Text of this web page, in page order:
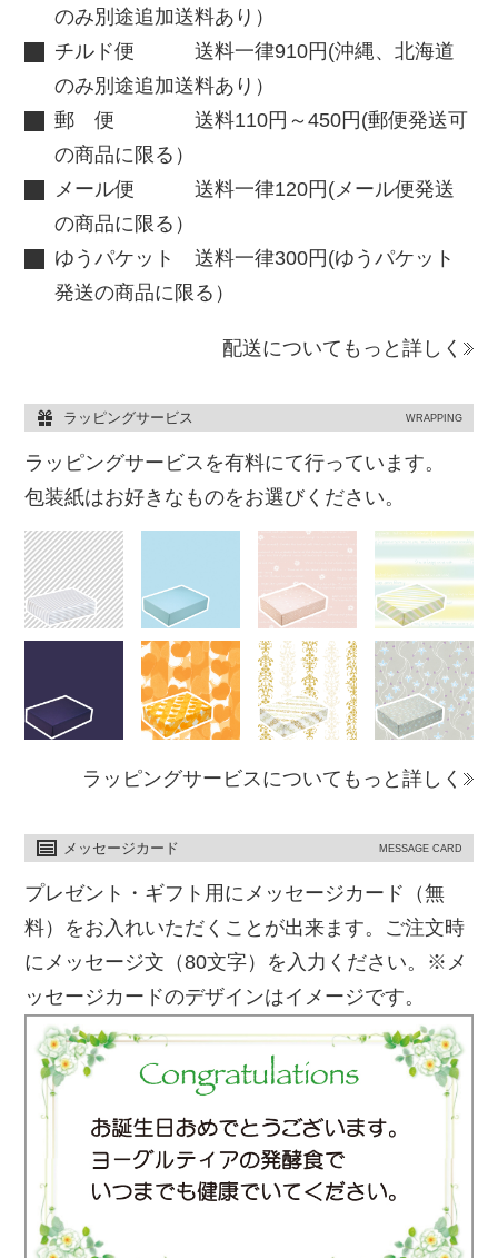
のみ別途追加送料あり）
チルド便 送料一律910円(沖縄、北海道
のみ別途追加送料あり）
郵 便 送料110円～450円(郵便発送可
の商品に限る）
メール便 送料一律120円(メール便発送
の商品に限る）
ゆうパケット 送料一律300円(ゆうパケット
発送の商品に限る）
配送についてもっと詳しく
ラッピングサービス WRAPPING
ラッピングサービスを有料にて行っています。
包装紙はお好きなものをお選びください。
ラッピングサービスについてもっと詳しく
メッセージカード MESSAGE CARD
プレゼント・ギフト用にメッセージカード（無
料）をお入れいただくことが出来ます。ご注文時
にメッセージ文（80文字）を入力ください。※メ
ッセージカードのデザインはイメージです。